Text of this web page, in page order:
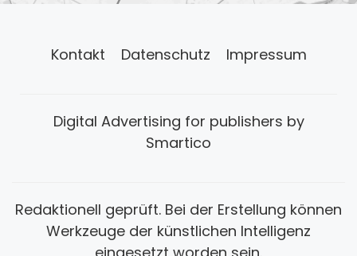
Kontakt Datenschutz Impressum
Digital Advertising for publishers by
Smartico
Redaktionell geprüft. Bei der Erstellung können
Werkzeuge der künstlichen Intelligenz